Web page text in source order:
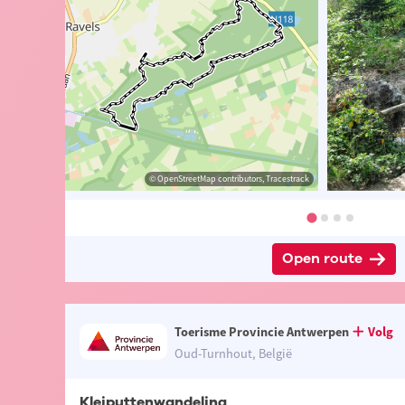
© OpenStreetMap contributors, Tracestrack
Open route
Antwerpen © Toerisme Provincie Antwerpen
Toerisme Provincie Antwerpen
Volg
Oud-Turnhout, België